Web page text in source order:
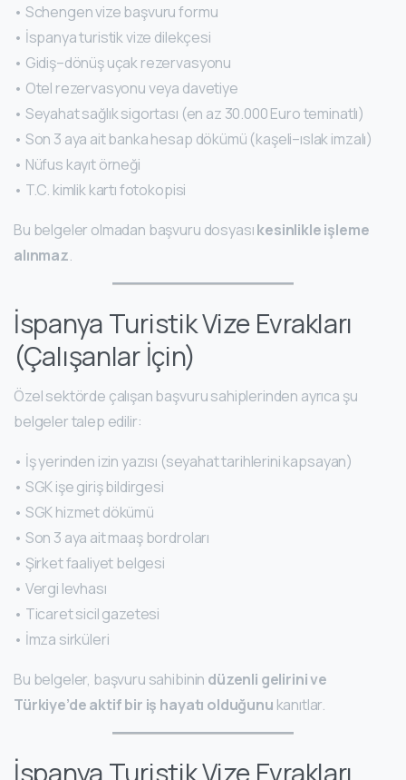
• Schengen vize başvuru formu
• İspanya turistik vize dilekçesi
• Gidiş–dönüş uçak rezervasyonu
• Otel rezervasyonu veya davetiye
• Seyahat sağlık sigortası (en az 30.000 Euro teminatlı)
• Son 3 aya ait banka hesap dökümü (kaşeli–ıslak imzalı)
• Nüfus kayıt örneği
• T.C. kimlik kartı fotokopisi
Bu belgeler olmadan başvuru dosyasıkesinlikle işleme
alınmaz.
İspanya Turistik Vize Evrakları
(Çalışanlar İçin)
Özel sektörde çalışan başvuru sahiplerinden ayrıca şu
belgeler talep edilir:
• İş yerinden izin yazısı (seyahat tarihlerini kapsayan)
• SGK işe giriş bildirgesi
• SGK hizmet dökümü
• Son 3 aya ait maaş bordroları
• Şirket faaliyet belgesi
• Vergi levhası
• Ticaret sicil gazetesi
• İmza sirküleri
Bu belgeler, başvuru sahibinin düzenli gelirini ve
Türkiye’de aktif bir iş hayatı olduğunu kanıtlar.
İspanya Turistik Vize Evrakları